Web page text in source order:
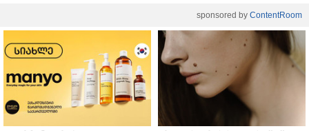
sponsored by ContentRoom